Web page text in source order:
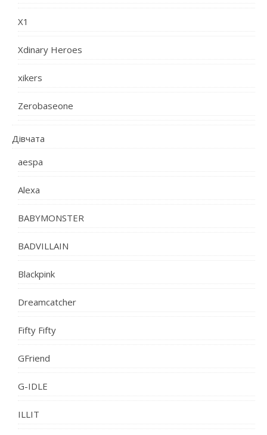
X1
Xdinary Heroes
xikers
Zerobaseone
Дівчата
aespa
Alexa
BABYMONSTER
BADVILLAIN
Blackpink
Dreamcatcher
Fifty Fifty
GFriend
G-IDLE
ILLIT